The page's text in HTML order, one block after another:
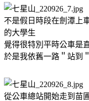
不是假日時段在劍潭上
的大學生
覺得很特別平時公車是
於是我依舊一路＂站到
從公車總站開始走到苗